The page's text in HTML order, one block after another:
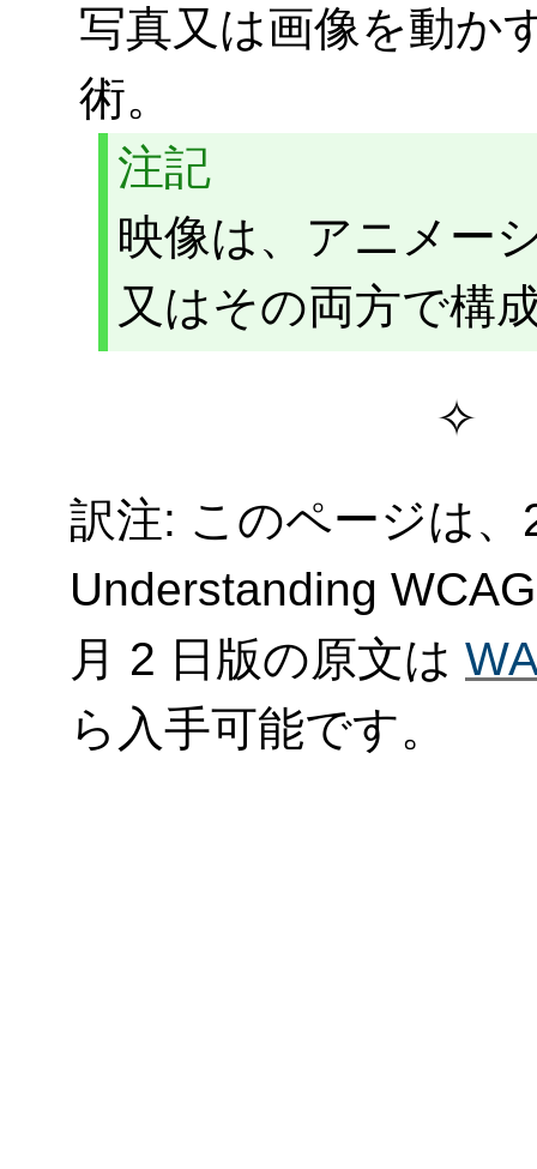
写真又は画像を動か
術。
注記
映像は、アニメー
又はその両方で構
訳注: このページは
Understanding
月 2 日版の原文は
ら入手可能です。